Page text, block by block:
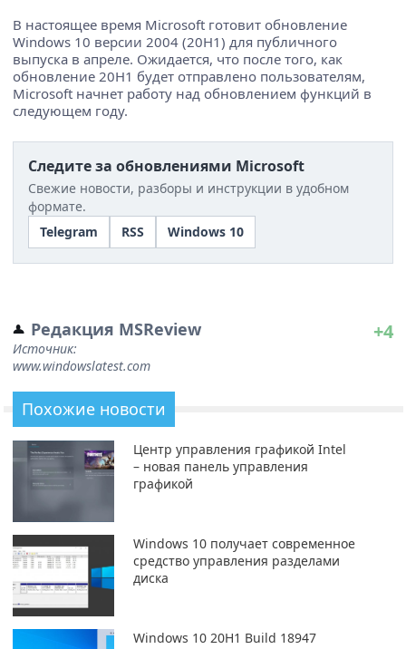
В настоящее время Microsoft готовит обновление
Windows 10 версии 2004 (20H1) для публичного
выпуска в апреле. Ожидается, что после того, как
обновление 20H1 будет отправлено пользователям,
Microsoft начнет работу над обновлением функций в
следующем году.
Следите за обновлениями Microsoft
Свежие новости, разборы и инструкции в удобном
формате.
Telegram
RSS Windows 10
Редакция MSReview
Источник:
www.windowslatest.com
+4
Похожие новости
Центр управления графикой Intel
– новая панель управления
графикой
Windows 10 получает современное
средство управления разделами
диска
Windows 10 20H1 Build 18947